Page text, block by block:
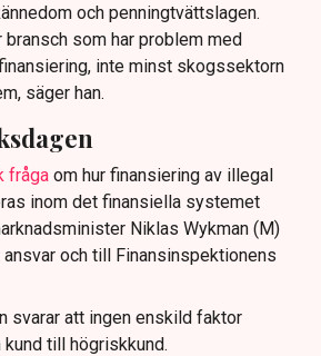
och penningtvättslagen.
bransch som har problem med
inte minst skogssektorn
säger han.
fråga om hur finansiering av illegal
inom det finansiella systemet
Niklas Wykman (M)
och till Finansinspektionens
svarar att ingen enskild faktor
till högriskkund.